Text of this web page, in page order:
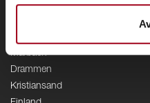
Stockholm
Marbäck
Drammen
Kristiansand